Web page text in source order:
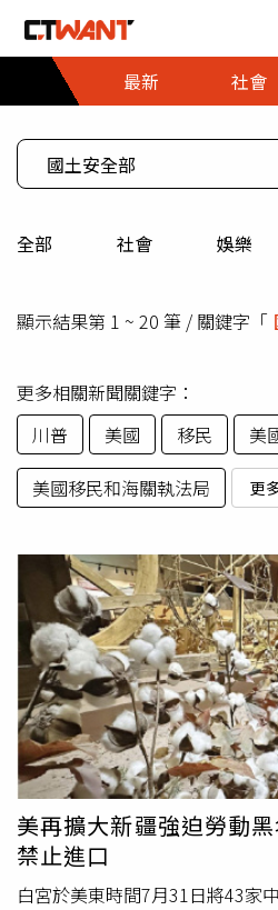
最新
社會
全部 社會 娛樂
顯示結果第 1 ~ 20 筆 / 關鍵字「
更多相關新聞關鍵字：
川普
美國 移民
美
美國移民和海關執法局
更
美再擴大新疆強迫勞動
禁止進口
白宮於美東時間7月31日將43家